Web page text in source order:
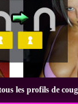
les profils de